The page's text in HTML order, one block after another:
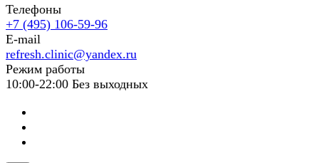
Телефоны
+7 (495) 106-59-96
E-mail
refresh.clinic@yandex.ru
Режим работы
10:00-22:00 Без выходных